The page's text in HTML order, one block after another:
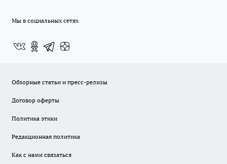
Мы в социальных сетях
Обзорные статьи и пресс-релизы
Договор оферты
Политика этики
Редакционная политика
Как с нами связаться